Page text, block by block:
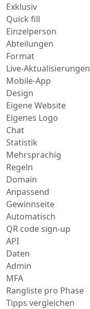
Exklusiv
Quick fill
Einzelperson
Abteilungen
Format
Live-Aktualisierungen
Mobile-App
Design
Eigene Website
Eigenes Logo
Chat
Statistik
Mehrsprachig
Regeln
Domain
Anpassend
Gewinnseite
Automatisch
QR code sign-up
API
Daten
Admin
MFA
Rangliste pro Phase
Tipps vergleichen